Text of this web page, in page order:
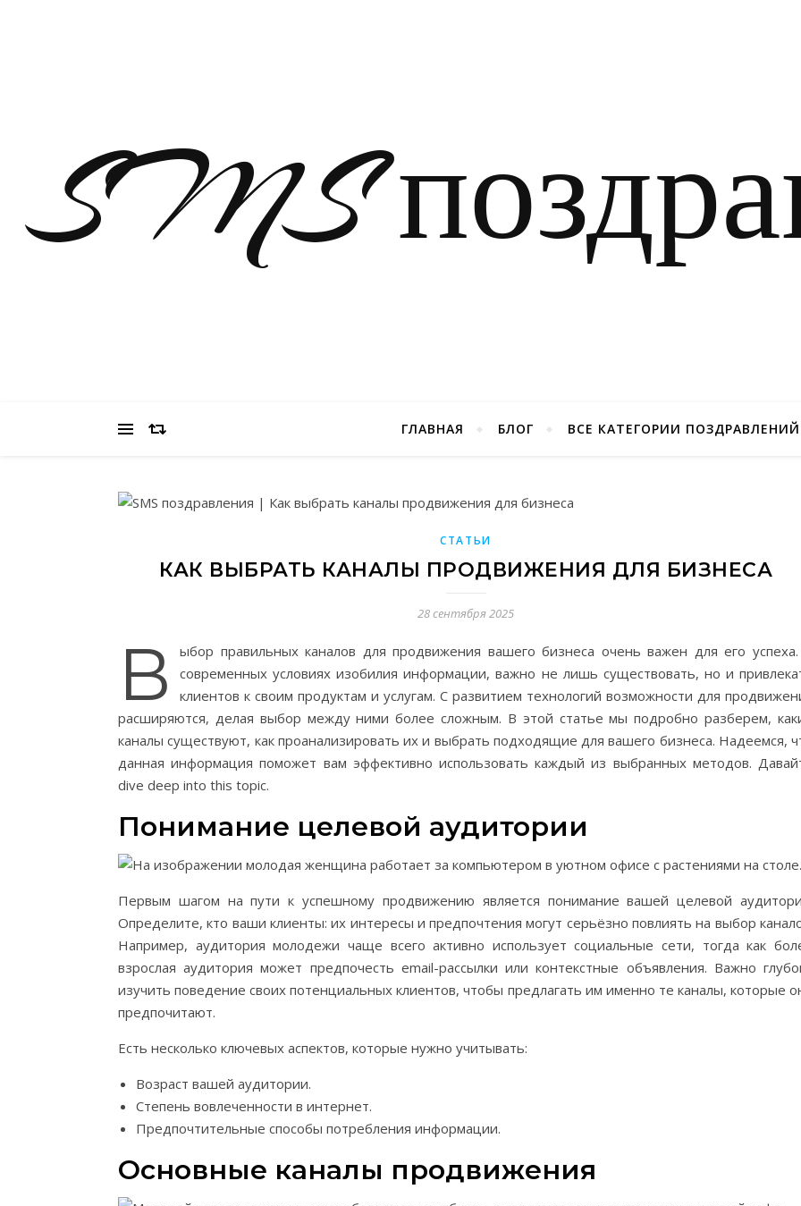
SMS
ГЛАВНАЯ БЛОГ ВСЕ КАТЕГОРИИ ПОЗДРАВЛЕНИЙ
СТАТЬИ
КАК ВЫБРАТЬ КАНАЛЫ ПРОДВИЖЕНИЯ ДЛЯ БИЗНЕСА
28 сентября 2025
В
ыбор правильных каналов для продвижения вашего бизнеса очень важен для его
современных условиях изобилия информации, важно не лишь существовать, но и
клиентов к своим продуктам и услугам. С развитием технологий возможности для
расширяются, делая выбор между ними более сложным. В этой статье мы подробно разберем,
каналы существуют, как проанализировать их и выбрать подходящие для вашего бизнеса. Надеемся,
данная информация поможет вам эффективно использовать каждый из выбранных методов.
dive deep into this topic.
Понимание целевой аудитории
Первым шагом на пути к успешному продвижению является понимание вашей целевой
Определите, кто ваши клиенты: их интересы и предпочтения могут серьёзно повлиять на выбор
Например, аудитория молодежи чаще всего активно использует социальные сети, тогда как
взрослая аудитория может предпочесть email-рассылки или контекстные объявления. Важно
изучить поведение своих потенциальных клиентов, чтобы предлагать им именно те каналы, которые
предпочитают.
Есть несколько ключевых аспектов, которые нужно учитывать:
Возраст вашей аудитории.
Степень вовлеченности в интернет.
Предпочтительные способы потребления информации.
Основные каналы продвижения